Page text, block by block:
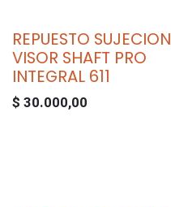
REPUESTO SUJECION
VISOR SHAFT PRO
INTEGRAL 611
$ 30.000,00